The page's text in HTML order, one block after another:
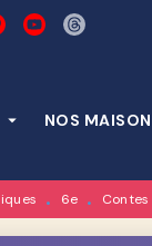
CONTENU
arrow_drop_down NOS
• 6e •